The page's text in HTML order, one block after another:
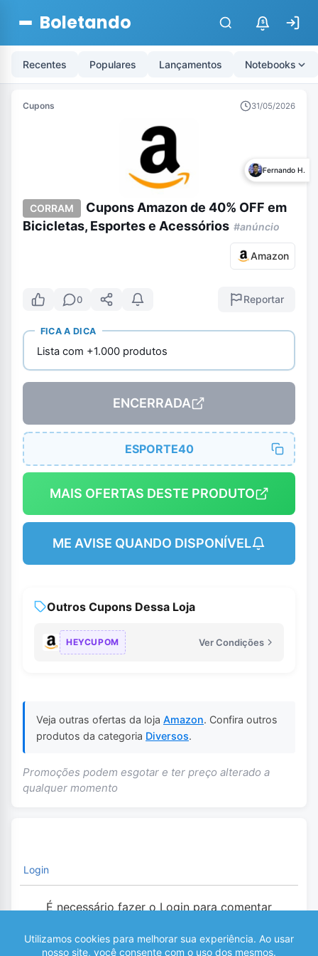
Boletando $
Recentes Populares Lançamentos Notebooks
Cupons 31/05/2026
Fernando H.
CORRAM
Cupons Amazon de 40% OFF em
Bicicletas, Esportes e Acessórios #anúncio
Amazon
0 Reportar
FICA A DICA
Lista com +1.000 produtos
ENCERRADA
ESPORTE40
MAIS OFERTAS DESTE PRODUTO
ME AVISE QUANDO DISPONÍVEL
Outros Cupons Dessa Loja
HEYCUPOM Ver Condições
Veja outras ofertas da loja Amazon. Confira outros
produtos da categoria Diversos.
Promoções podem esgotar e ter preço alterado a
qualquer momento
Login
É necessário fazer o Login para comentar
0 COMENTÁRIOS